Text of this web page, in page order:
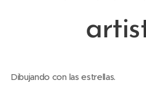
Dibujando con las estrellas.